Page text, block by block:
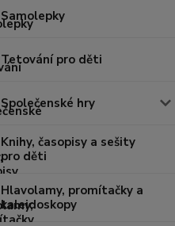
Samolepky
Tetování pro děti
Společenské hry
Knihy, časopisy a sešity
pro děti
Hlavolamy, promítačky a
kaleidoskopy